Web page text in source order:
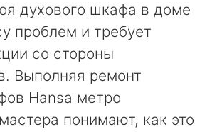
духового шкафа в доме
проблем и требует
со стороны
Выполняя ремонт
Hansa метро
понимают, как это